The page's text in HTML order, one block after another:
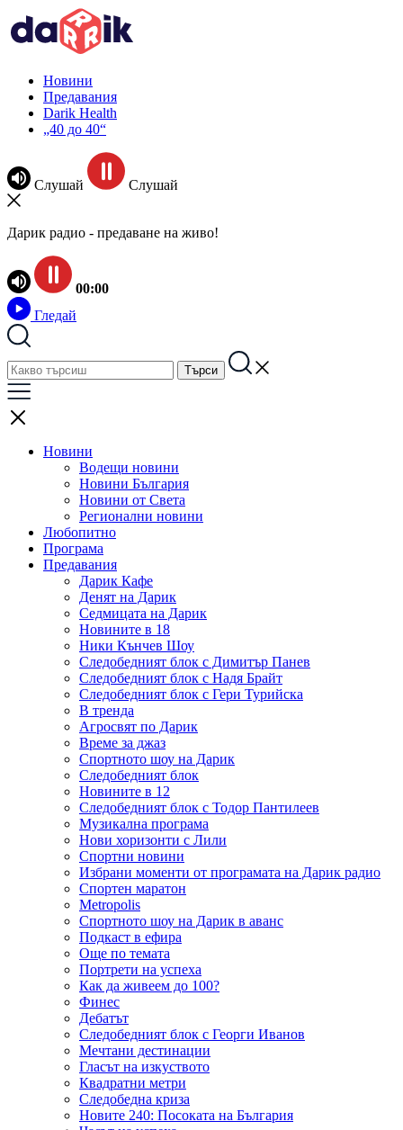
Новини
Предавания
Darik Health
„40 до 40“
Слушай Слушай
Дарик радио - предаване на живо!
00:00
Гледай
Новини
Водещи новини
Новини България
Новини от Света
Регионални новини
Любопитно
Програма
Предавания
Дарик Кафе
Денят на Дарик
Седмицата на Дарик
Новините в 18
Ники Кънчев Шоу
Следобедният блок с Димитър Панев
Следобедният блок с Надя Брайт
Следобедният блок с Гери Турийска
В тренда
Агросвят по Дарик
Време за джаз
Спортното шоу на Дарик
Следобедният блок
Новините в 12
Следобедният блок с Тодор Пантилеев
Музикална програма
Нови хоризонти с Лили
Спортни новини
Избрани моменти от програмата на Дарик радио
Спортен маратон
Metropolis
Спортното шоу на Дарик в аванс
Подкаст в ефира
Още по темата
Портрети на успеха
Как да живеем до 100?
Финес
Дебатът
Следобедният блок с Георги Иванов
Мечтани дестинации
Гласът на изкуството
Квадратни метри
Следобедна криза
Новите 240: Посоката на България